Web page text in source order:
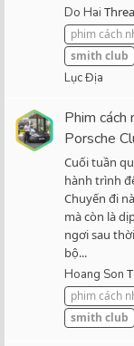
Do Hai
phim cách
smith club
Lục Địa
Phim cách
Porsche
Cuối tuần
hành trình
Chuyến đi
mà còn là
ngơi sau
bộ...
Hoang Son
phim cách
smith club